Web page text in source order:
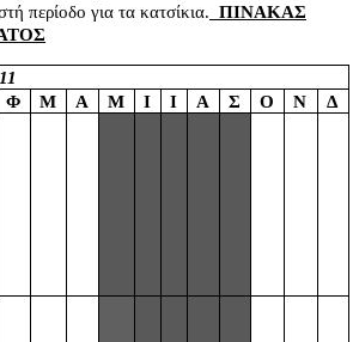
περίοδο για τα κατσίκια. ΠΙΝΑΚΑΣ
Φ Μ Α Μ Ι Ι Α Σ Ο Ν
Δ